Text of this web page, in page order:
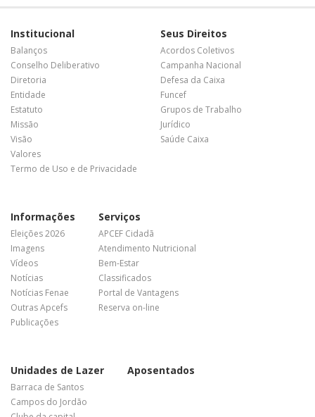
Institucional
Balanços
Conselho Deliberativo
Diretoria
Entidade
Estatuto
Missão
Visão
Valores
Termo de Uso e de Privacidade
Seus Direitos
Acordos Coletivos
Campanha Nacional
Defesa da Caixa
Funcef
Grupos de Trabalho
Jurídico
Saúde Caixa
Informações
Eleições 2026
Imagens
Vídeos
Notícias
Notícias Fenae
Outras Apcefs
Publicações
Serviços
APCEF Cidadã
Atendimento Nutricional
Bem-Estar
Classificados
Portal de Vantagens
Reserva on-line
Unidades de Lazer
Barraca de Santos
Campos do Jordão
Aposentados